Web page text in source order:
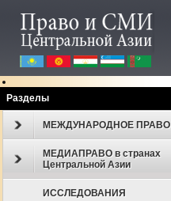
Разделы
МЕЖДУНАРОДНОЕ ПРАВО
МЕДИАПРАВО в странах
Центральной Азии
ИССЛЕДОВАНИЯ